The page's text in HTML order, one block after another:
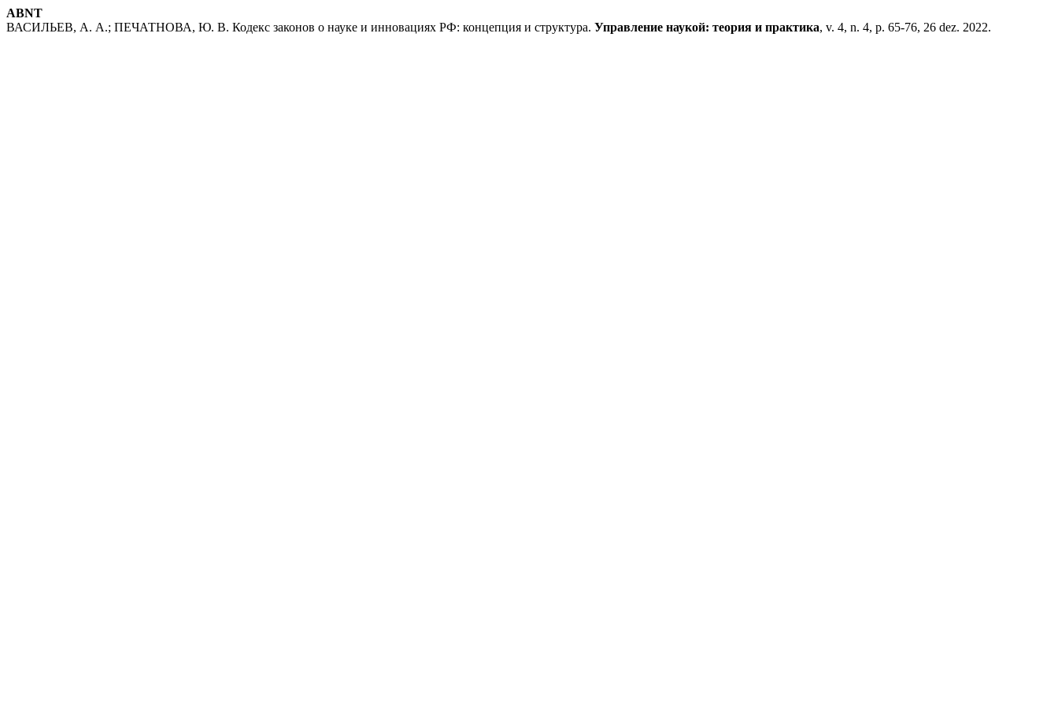
ABNT
ВАСИЛЬЕВ, А. А.; ПЕЧАТНОВА, Ю. В. Кодекс законов о науке и инновациях РФ: концепция и структура. Управление наукой: теория и практика, v. 4, n. 4, p. 65-76, 26 dez. 2022.